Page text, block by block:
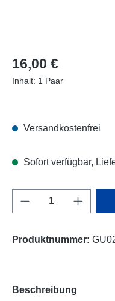
Regulärer Preis:
16,00 €
Inhalt: 1 Paar
Versandkostenfrei
Sofort verfügbar,
Produkt Anzahl:
Produktnummer:
Beschreibung